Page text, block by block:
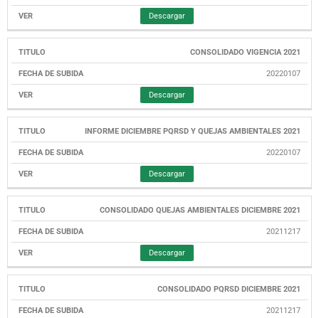
Descargar
CONSOLIDADO VIGENCIA 2021
20220107
Descargar
INFORME DICIEMBRE PQRSD Y QUEJAS AMBIENTALES 2021
20220107
Descargar
CONSOLIDADO QUEJAS AMBIENTALES DICIEMBRE 2021
20211217
Descargar
CONSOLIDADO PQRSD DICIEMBRE 2021
20211217